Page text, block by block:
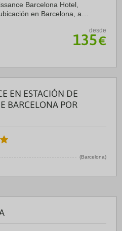
Barcelona Hotel,
en Barcelona, a
encuentra ...
desde
135€
EN ESTACIÓN DE
BARCELONA POR
(Barcelona)